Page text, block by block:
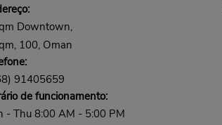
Downtown,
100, Oman
91405659
de funcionamento:
- Thu 8:00 AM - 5:00 PM